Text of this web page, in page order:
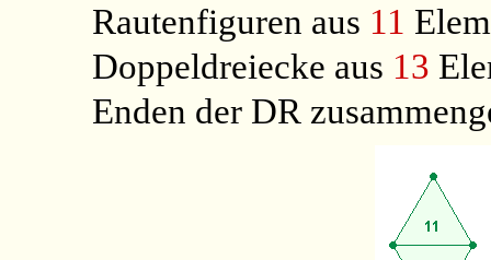
Rautenfiguren aus 11
Doppeldreiecke aus 13
Enden der DR